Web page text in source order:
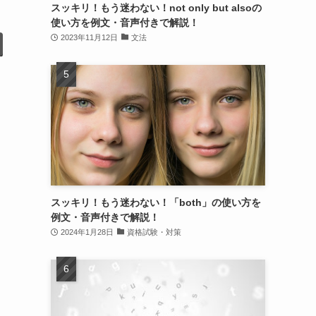
スッキリ！もう迷わない！not only but alsoの
使い方を例文・音声付きで解説！
2023年11月12日 文法
スッキリ！もう迷わない！「both」の使い方を
例文・音声付きで解説！
2024年1月28日 資格試験・対策